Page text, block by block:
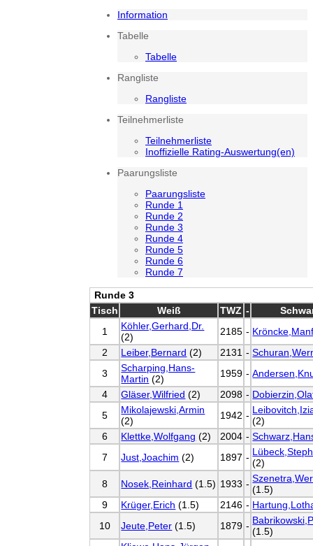
Information
Tabelle
Tabelle
Rangliste
Rangliste
Teilnehmerliste
Teilnehmerliste
Inoffizielle Rating-Auswertung(en)
Paarungsliste
Paarungsliste
Runde 1
Runde 2
Runde 3
Runde 4
Runde 5
Runde 6
Runde 7
Runde 3
Tisch
Weiß TWZ -
1
Köhler,Gerhard,Dr.
(2)
2185 -
2
Leiber,Bernard (2) 2131 -
3
Scharping,Hans-
Martin (2) 1959 -
4
Gläser,Wilfried (2) 2098 -
5
Mikolajewski,Armin
(2)
1942 - (2)
6
Klettke,Wolfgang (2) 2004 -
7
Just,Joachim (2) 1897 - (2)
8
Nosek,Reinhard (1.5) 1933 - (1.5)
9
Krüger,Erich (1.5) 2146 -
10
Jeute,Peter (1.5) 1879 - (1.5)